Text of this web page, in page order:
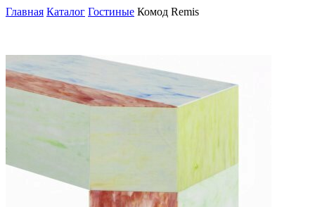
Главная Каталог Гостиные Комод Remis